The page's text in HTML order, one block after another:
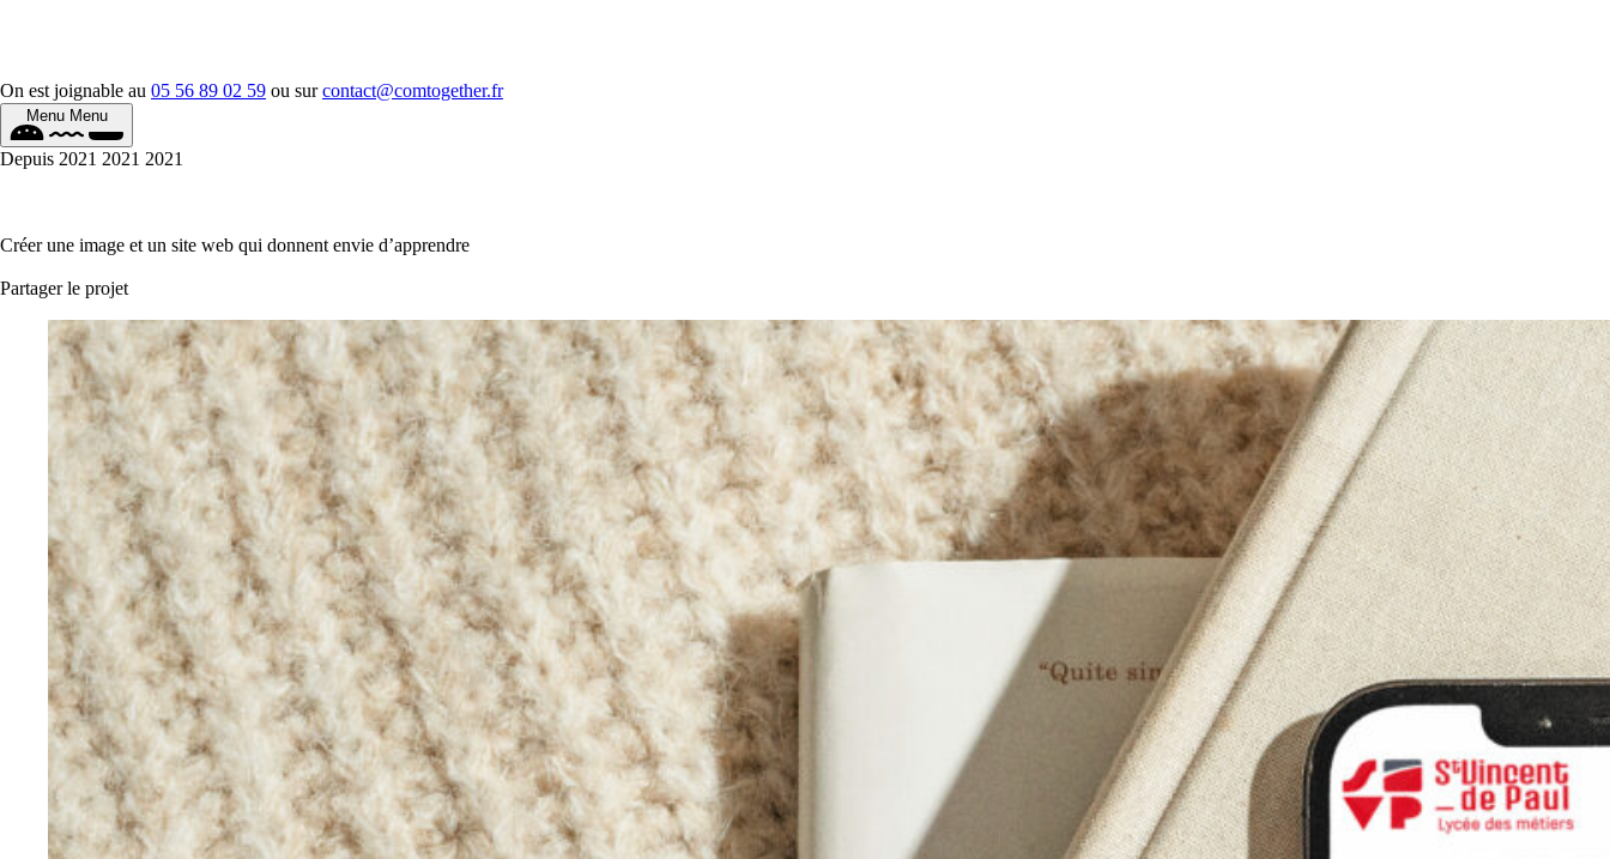
On est joignable au 05 56 89 02 59 ou surcontact@comtogether.fr
Menu Menu
Depuis 2021 2021 2021
Créer une image et un site web qui donnent envie d’apprendre
Partager le projet